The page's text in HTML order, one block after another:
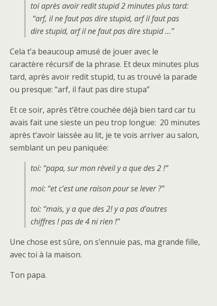
toi après avoir redit stupid 2 minutes plus tard:
“arf, il ne faut pas dire stupid, arf il faut pas
dire stupid, arf il ne faut pas dire stupid …”
Cela t’a beaucoup amusé de jouer avec le
caractère récursif de la phrase. Et deux minutes plus
tard, après avoir redit stupid, tu as trouvé la parade
ou presque: “arf, il faut pas dire stupa”
Et ce soir, après t’être couchée déjà bien tard car tu
avais fait une sieste un peu trop longue: 20 minutes
après t’avoir laissée au lit, je te vois arriver au salon,
semblant un peu paniquée:
toi: “papa, sur mon réveil y a que des 2 !”
moi: “et c’est une raison pour se lever ?”
toi: “mais, y a que des 2! y a pas d’autres
chiffres ! pas de 4 ni rien !”
Une chose est sûre, on s’ennuie pas, ma grande fille,
avec toi à la maison.
Ton papa.